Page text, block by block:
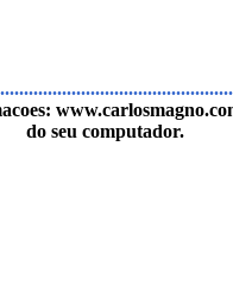
do seu computador.